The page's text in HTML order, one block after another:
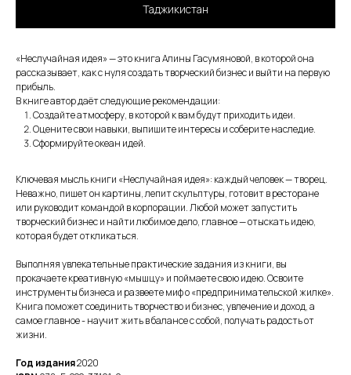
Таджикистан
«Неслучайная идея» — это книга Алины Гасумяновой, в которой она
рассказывает, как с нуля создать творческий бизнес и выйти на первую
прибыль.
В книге автор даёт следующие рекомендации:
Создайте атмосферу, в которой к вам будут приходить идеи.
Оцените свои навыки, выпишите интересы и соберите наследие.
Сформируйте океан идей.
Ключевая мысль книги «Неслучайная идея»: каждый человек — творец.
Неважно, пишет он картины, лепит скульптуры, готовит в ресторане
или руководит командой в корпорации. Любой может запустить
творческий бизнес и найти любимое дело, главное — отыскать идею,
которая будет откликаться.
Выполняя увлекательные практические задания из книги, вы
прокачаете креативную «мышцу» и поймаете свою идею. Освоите
инструменты бизнеса и развеете миф о «предпринимательской жилке».
Книга поможет соединить творчество и бизнес, увлечение и доход, а
самое главное - научит жить в балансе с собой, получать радость от
жизни.
Год издания2020